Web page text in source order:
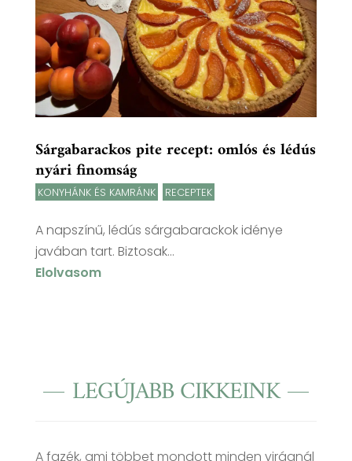
Sárgabarackos pite recept: omlós és lédús
nyári finomság
KONYHÁNK ÉS KAMRÁNK RECEPTEK
A napszínű, lédús sárgabarackok idénye
javában tart. Biztosak...
Elolvasom
LEGÚJABB CIKKEINK
A fazék, ami többet mondott minden virágnál